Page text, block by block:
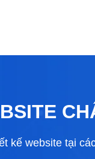
kế website tại